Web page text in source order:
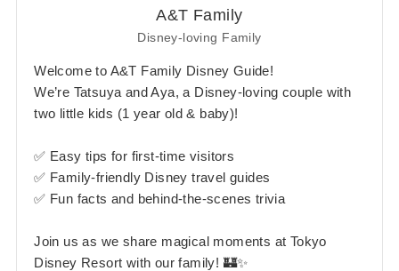
A&T Family
Disney-loving Family
Welcome to A&T Family Disney Guide!
We’re Tatsuya and Aya, a Disney-loving couple with
two little kids (1 year old & baby)!
✅ Easy tips for first-time visitors
✅ Family-friendly Disney travel guides
✅ Fun facts and behind-the-scenes trivia
Join us as we share magical moments at Tokyo
Disney Resort with our family! 🏰✨